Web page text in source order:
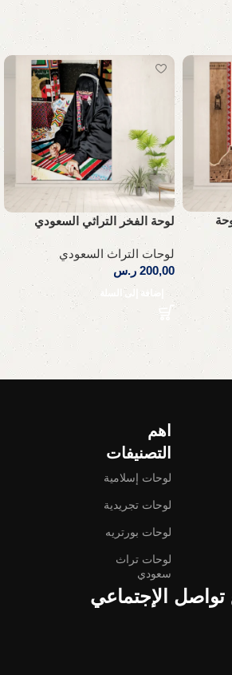
لوحة الفخر التراثي السعودي
لوحات التراث السعودي
200,00 ر.س
إضافة إلى السلة
اهم
التصنيفات
لوحات إسلامية
لوحات تجريدية
لوحات بورتريه
لوحات تراث
سعودي
تواصل الإجتماعي